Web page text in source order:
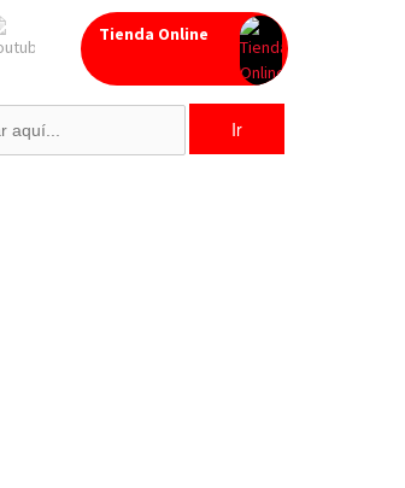
Tienda Online